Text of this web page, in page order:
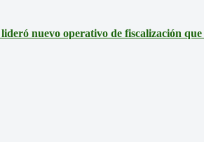
nuevo operativo de fiscalización